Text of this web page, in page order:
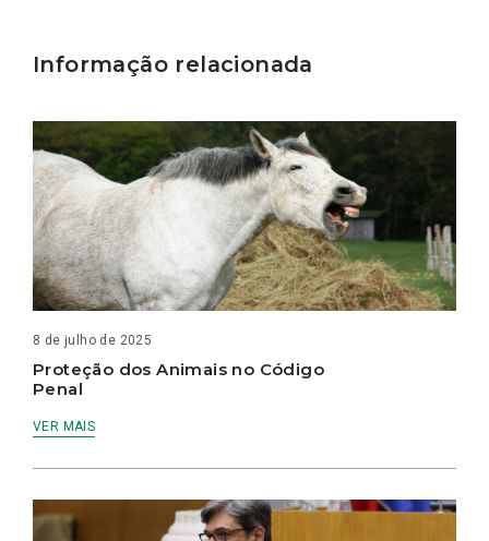
Informação relacionada
8 de julho de 2025
Proteção dos Animais no Código
Penal
VER MAIS